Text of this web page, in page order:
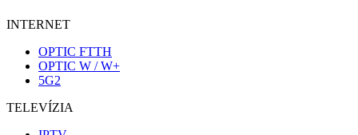
INTERNET
OPTIC FTTH
OPTIC W / W+
5G2
TELEVÍZIA